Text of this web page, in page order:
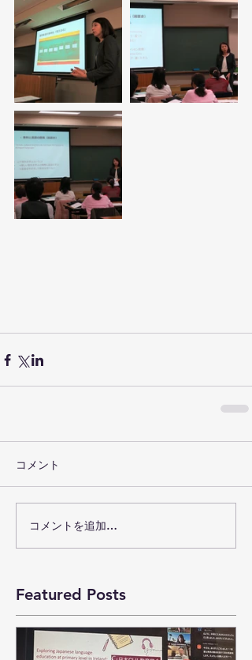
コメント
コメントを追加…
Featured Posts